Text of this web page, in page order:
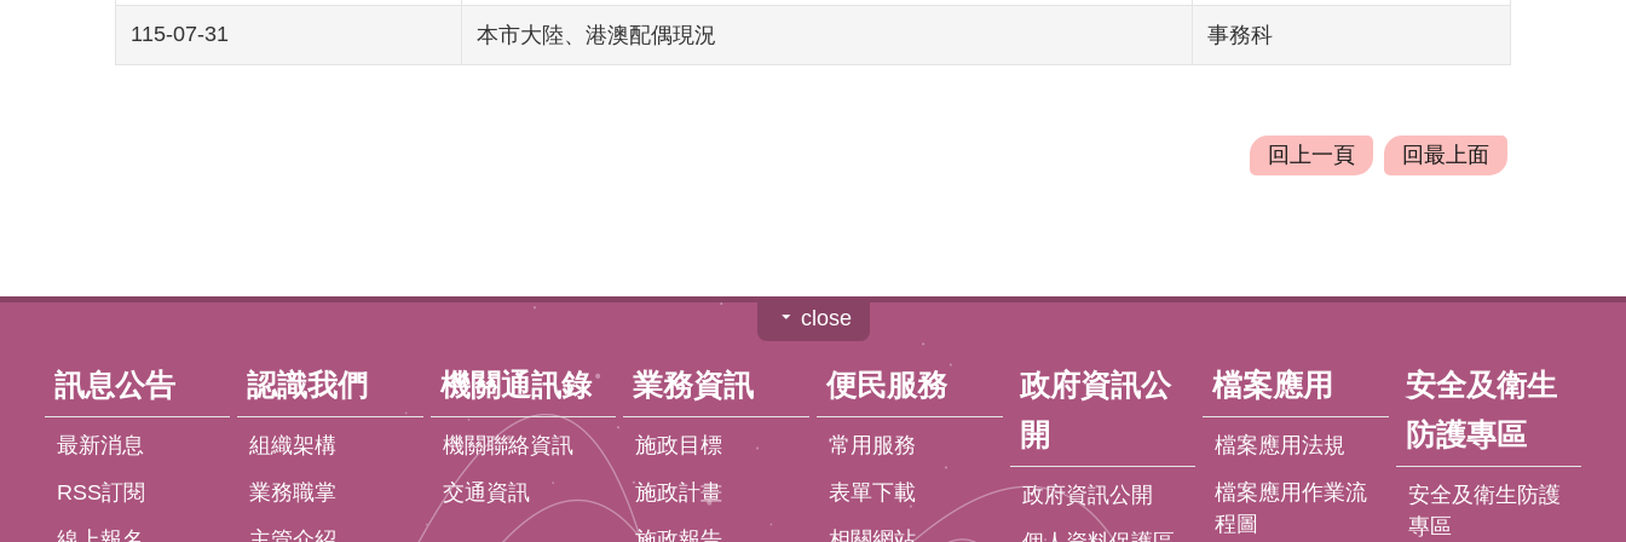
115-07-31 本市大陸、港澳配偶現況 事務科
回上一頁 回最上面
close
訊息公告
最新消息
RSS訂閱
認識我們
組織架構
業務職掌
機關通訊錄
機關聯絡資訊
交通資訊
業務資訊
施政目標
施政計畫
便民服務
常用服務
表單下載
政府資訊公
開
政府資訊公開
檔案應用
檔案應用法規
檔案應用作業流
程圖
安全及衛生
防護專區
安全及衛生防護
專區